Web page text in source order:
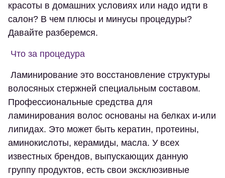
красоты в домашних условиях или надо идти в
салон? В чем плюсы и минусы процедуры?
Давайте разберемся.
Что за процедура
Ламинирование это восстановление структуры
волосяных стержней специальным составом.
Профессиональные средства для
ламинирования волос основаны на белках и-или
липидах. Это может быть кератин, протеины,
аминокислоты, керамиды, масла. У всех
известных брендов, выпускающих данную
группу продуктов, есть свои эксклюзивные